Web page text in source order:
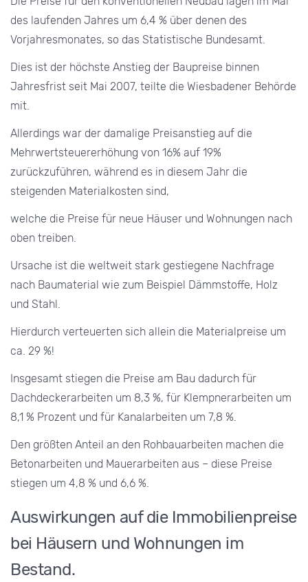
des laufenden Jahres um 6,4 % über denen des
Vorjahresmonates, so das Statistische Bundesamt.
Dies ist der höchste Anstieg der Baupreise binnen
Jahresfrist seit Mai 2007, teilte die Wiesbadener Behörde
mit.
Allerdings war der damalige Preisanstieg auf die
Mehrwertsteuererhöhung von 16% auf 19%
zurückzuführen, während es in diesem Jahr die
steigenden Materialkosten sind,
welche die Preise für neue Häuser und Wohnungen nach
oben treiben.
Ursache ist die weltweit stark gestiegene Nachfrage
nach Baumaterial wie zum Beispiel Dämmstoffe, Holz
und Stahl.
Hierdurch verteuerten sich allein die Materialpreise um
ca. 29 %!
Insgesamt stiegen die Preise am Bau dadurch für
Dachdeckerarbeiten um 8,3 %, für Klempnerarbeiten um
8,1 % Prozent und für Kanalarbeiten um 7,8 %.
Den größten Anteil an den Rohbauarbeiten machen die
Betonarbeiten und Mauerarbeiten aus – diese Preise
stiegen um 4,8 % und 6,6 %.
Auswirkungen auf die Immobilienpreise
bei Häusern und Wohnungen im
Bestand.